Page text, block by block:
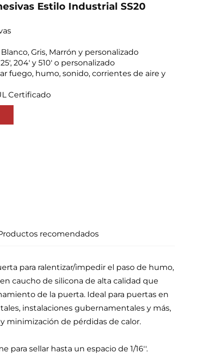
Estilo Industrial SS20
Gris, Marrón y personalizado
204' y 510' o personalizado
fuego, humo, sonido, corrientes de aire y
Certificado
recomendados
para ralentizar/impedir el paso de humo,
caucho de silicona de alta calidad que
de la puerta. Ideal para puertas en
instalaciones gubernamentales y más,
minimización de pérdidas de calor.
para sellar hasta un espacio de 1/16''.